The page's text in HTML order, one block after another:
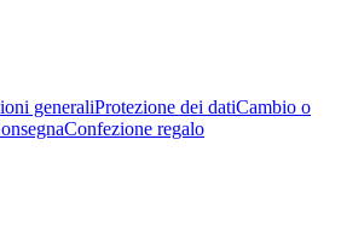
generaliProtezione dei datiCambio o
Confezione regalo